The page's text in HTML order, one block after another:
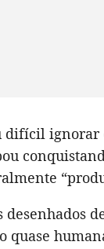
difícil ignorar
desenhados
quase